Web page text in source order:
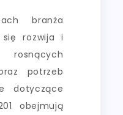
branża
się rozwija i
potrzeb
dotyczące
obejmują